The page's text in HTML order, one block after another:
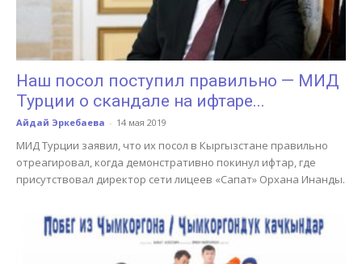
Наш посол поступил правильно — МИД
Турции о скандале на ифтаре...
Айдай Эркебаева - 14 мая 2019
МИД Турции заявил, что их посол в Кыргызстане правильно
отреагировал, когда демонстративно покинул ифтар, где
присутствовал директор сети лицеев «Сапат» Орхана Инанды.